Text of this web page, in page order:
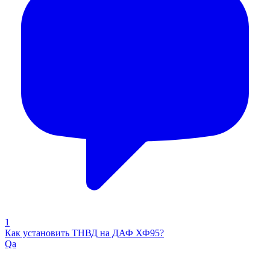
1
Как установить ТНВД на ДАФ ХФ95?
Qa